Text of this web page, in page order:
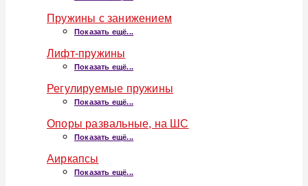
Пружины с занижением
Показать ещё...
Лифт-пружины
Показать ещё...
Регулируемые пружины
Показать ещё...
Опоры развальные, на ШС
Показать ещё...
Аиркапсы
Показать ещё...